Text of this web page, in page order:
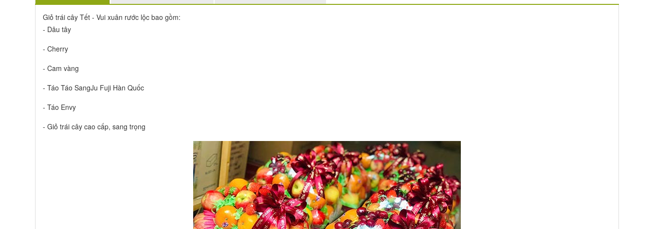
Giỏ trái cây Tết - Vui xuân rước lộc bao gồm:
- Dâu tây
- Cherry
- Cam vàng
- Táo Táo SangJu Fuji Hàn Quốc
- Táo Envy
- Giỏ trái cây cao cấp, sang trọng